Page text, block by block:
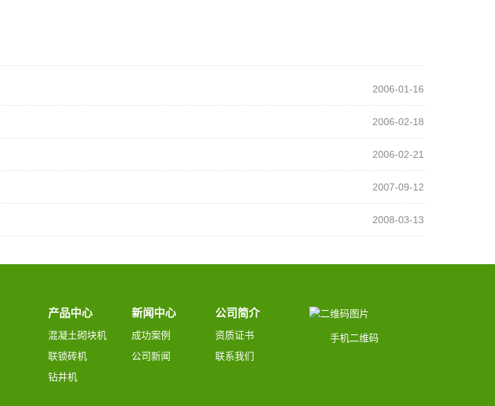
2006-01-16
2006-02-18
2006-02-21
2007-09-12
2008-03-13
产品中心
混凝土砌块机
联锁砖机
钻井机
新闻中心
成功案例
公司新闻
公司简介
资质证书
联系我们
手机二维码